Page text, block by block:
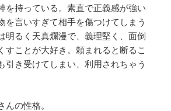
を持っている。素直で正義感が強い
を言いすぎて相手を傷つけてしまう
明るく天真爛漫で、義理堅く、面倒
すことが大好き。頼まれると断るこ
引き受けてしまい、利用されちゃう
んの性格。